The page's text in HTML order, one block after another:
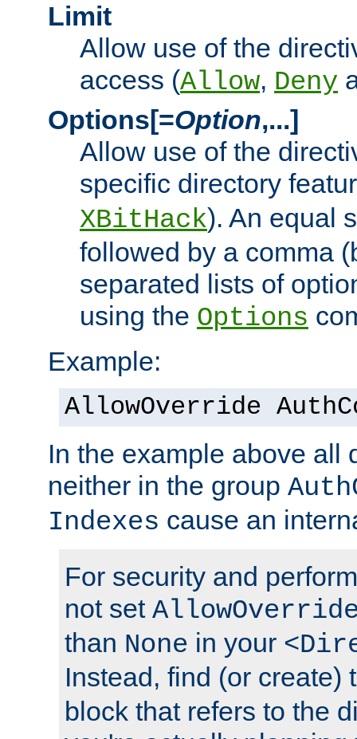
Limit
Allow use of the
access (Allow, Deny
Options[=Option,...]
Allow use of the
specific directory
XBitHack). An equal
followed by a comma
separated lists of
using the Options
Example:
AllowOverride
In the example above all
neither in the group
Indexes cause an
For security and
not set
than None in your
Instead, find (or create)
block that refers to the